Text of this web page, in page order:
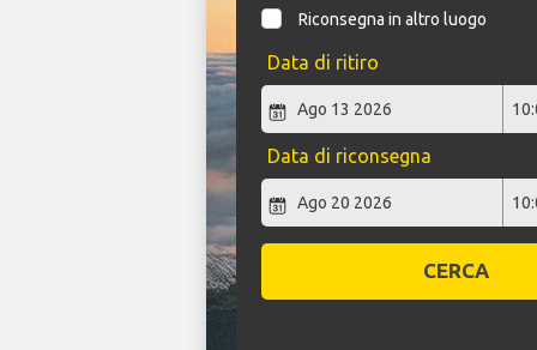
Riconsegna in altro luogo
Data di ritiro
Data di riconsegna
CERCA